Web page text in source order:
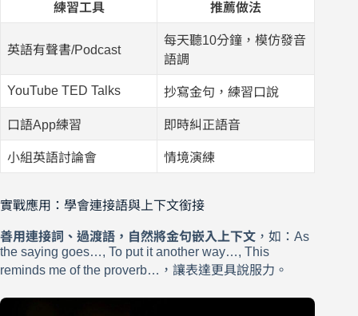
練習工具 推薦做法
英語有聲書/Podcast
每天聽10分鐘，模仿發音
語調
YouTube TED Talks 抄寫金句，練習口說
口語App練習 即時糾正語音
小組英語討論會 情境演練
實戰應用：學會連接語與上下文銜接
善用連接詞、過渡語，自然將金句嵌入上下文 ，如：As
the saying goes…, To put it another way…, This
reminds me of the proverb…，讓表達更具說服力。